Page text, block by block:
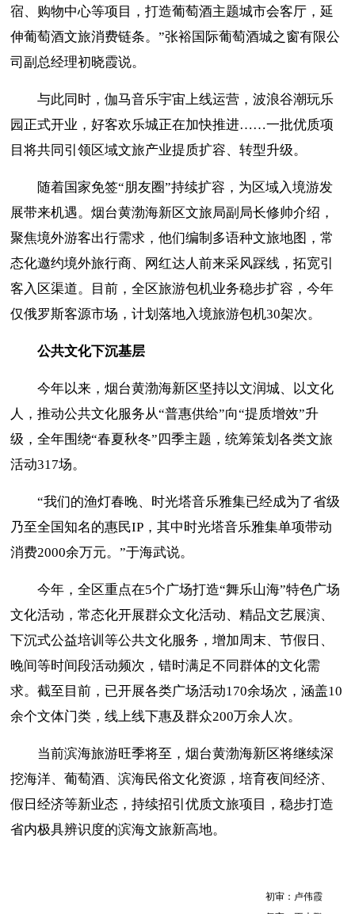
宿、购物中心等项目，打造葡萄酒主题城市会客厅，延
伸葡萄酒文旅消费链条。”张裕国际葡萄酒城之窗有限公
司副总经理初晓霞说。
与此同时，伽马音乐宇宙上线运营 ，波浪谷潮玩乐
园正式开业，好客欢乐城正在加快推进……一批优质项
目将共同 引领区域文旅产业提质扩容、转型升级。
随着国家免签“朋友圈”持续扩容，为区域入境游发
展带来机遇。烟台黄渤海新区文旅局副局长修帅介绍，
聚焦境外游客出行需求，他们编制多语种文旅地图，常
态化邀约境外旅行商、网红达人前来采风踩线，拓宽引
客入区渠道。目前，全区旅游包机业务稳步扩容，今年
仅俄罗斯客源市场，计划落地入境旅游包机30架次。
公共文化下沉基层
今年以来，烟台黄渤海新区坚持以文润城、以文化
人，推动公共文化服务从“普惠供给”向“提质增效”升
级，全年围绕“春夏秋冬”四季主题，统筹策划各类文旅
活动317场。
“我们的渔灯春晚、时光塔音乐雅集已经成为了省级
乃至全国知名的惠民IP，其中时光塔音乐雅集单项带动
消费2000余万元。”于海武说。
今年 ，全区重点在5个广场打造“舞乐山海”特色广场
文化活动，常态化开展群众文化活动、精品文艺展演、
下沉式公益培训等公共文化服务，增加周末、节假日、
晚间等时间段活动频次，错时满足不同群体的文化需
求。截至目前，已开展各类广场活动170余场次，涵盖10
余个文体门类，线上线下惠及群众200万余人次。
当前滨海旅游旺季将至，烟台黄渤海新区将继续深
挖海洋、葡萄酒、滨海民俗文化资源，培育夜间经济、
假日经济等新业态，持续招引优质文旅项目，稳步打造
省内极具辨识度的滨海文旅新高地。
初审：卢伟霞